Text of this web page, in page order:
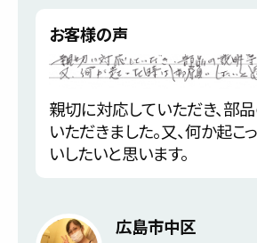
お客様の声
親切に対応していただき、部
いただきました。又、何か起こ
いしたいと思います。
広島市中区